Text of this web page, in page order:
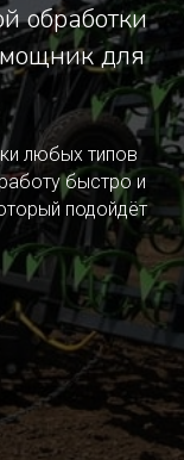
обработки
для
любых типов
быстро и
подойдёт